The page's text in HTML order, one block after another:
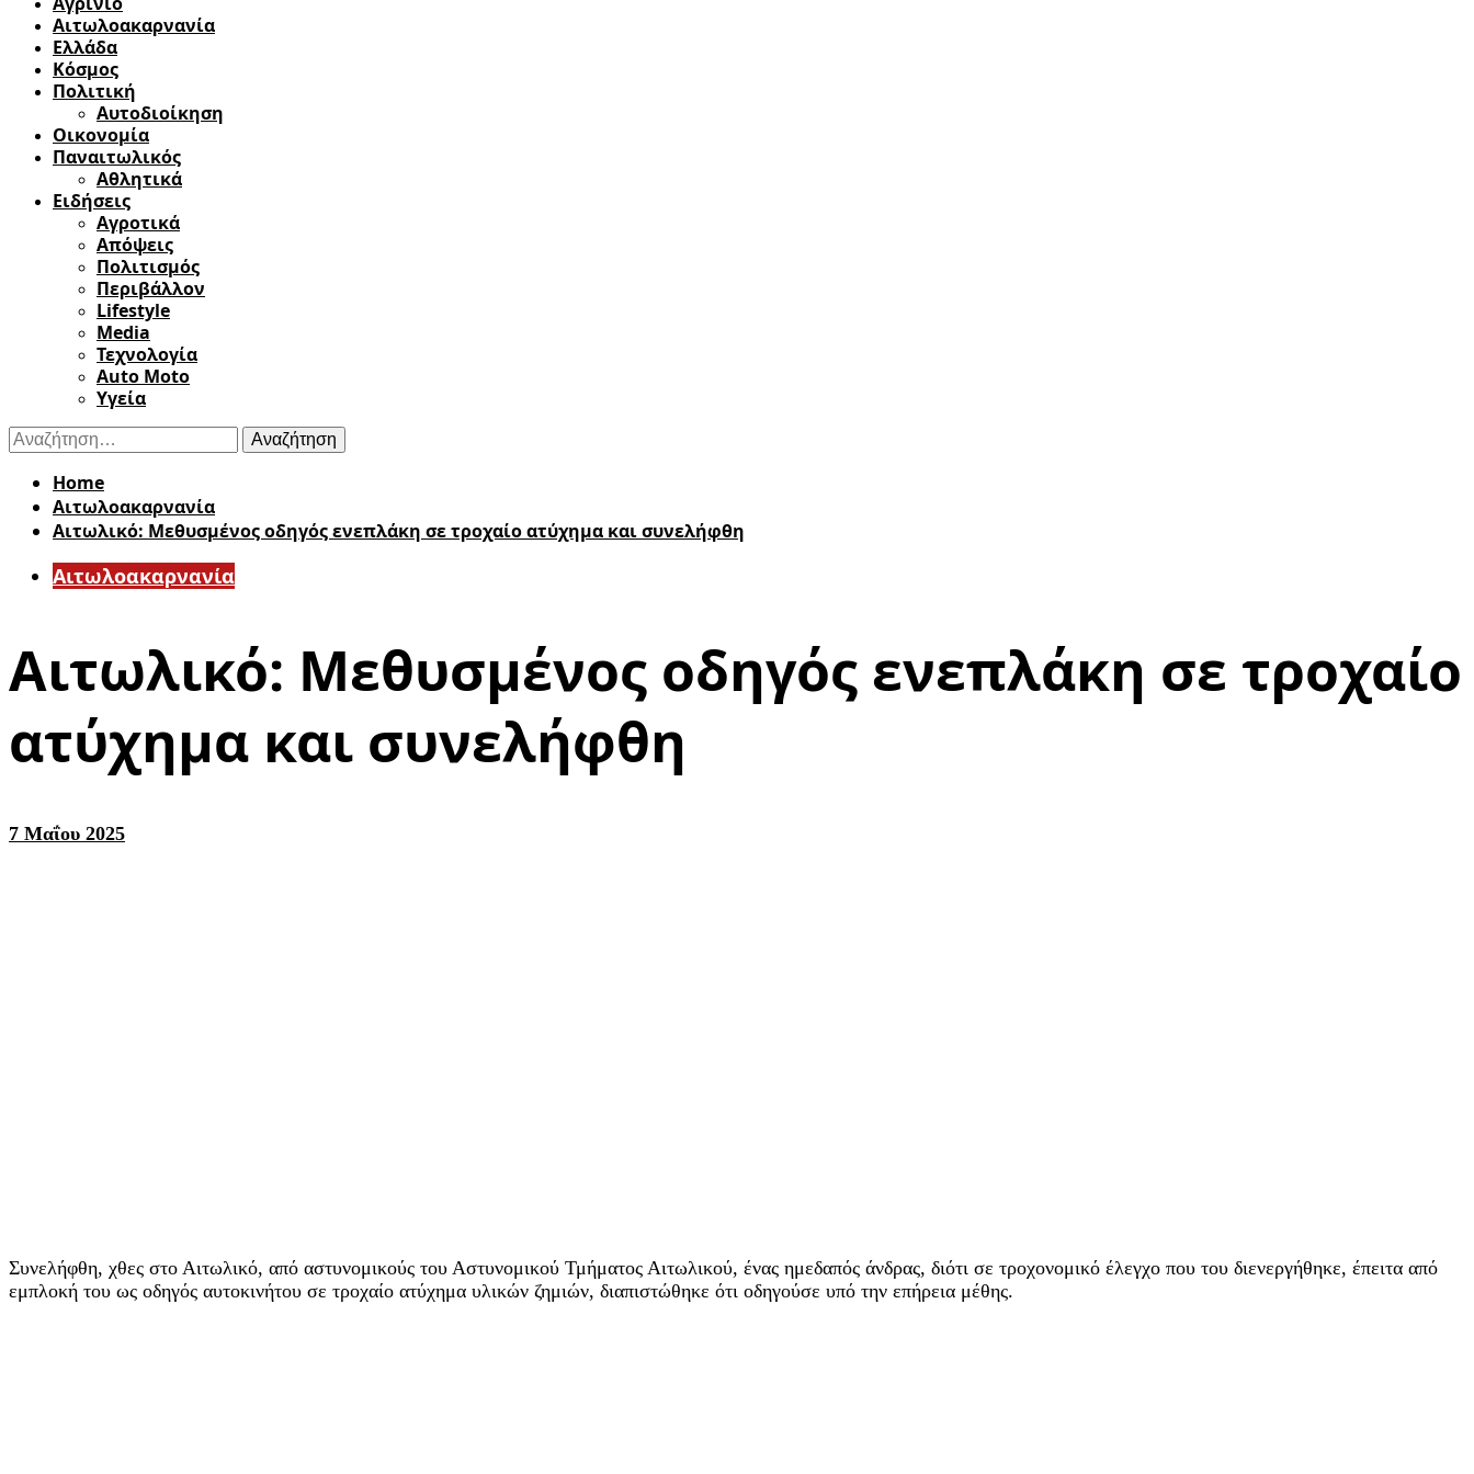
Αιτωλοακαρνανία
Ελλάδα
Κόσμος
Πολιτική
Αυτοδιοίκηση
Οικονομία
Παναιτωλικός
Αθλητικά
Ειδήσεις
Αγροτικά
Απόψεις
Πολιτισμός
Περιβάλλον
Lifestyle
Media
Τεχνολογία
Auto Moto
Υγεία
Αναζήτηση
για:
Home
Αιτωλοακαρνανία
Αιτωλικό: Μεθυσμένος οδηγός ενεπλάκη σε τροχαίο ατύχημα και συνελήφθη
Αιτωλοακαρνανία
Αιτωλικό: Μεθυσμένος οδηγός ενεπλάκη σε τροχαίο
ατύχημα και συνελήφθη
7 Μαΐου 2025
Συνελήφθη, χθες στο Αιτωλικό, από αστυνομικούς του Αστυνομικού Τμήματος Αιτωλικού, ένας ημεδαπός άνδρας, διότι σε τροχονομικό έλεγχο που του διενεργήθηκε, έπειτα από
εμπλοκή του ως οδηγός αυτοκινήτου σε τροχαίο ατύχημα υλικών ζημιών, διαπιστώθηκε ότι οδηγούσε υπό την επήρεια μέθης.